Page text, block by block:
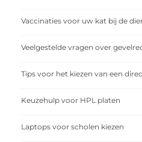
Vaccinaties voor uw kat bij de
Veelgestelde vragen over
Tips voor het kiezen van een
Keuzehulp voor HPL platen
Laptops voor scholen kiezen